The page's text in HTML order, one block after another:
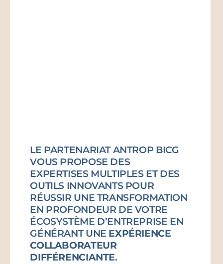
LE PARTENARIAT ANTROP BICG
VOUS PROPOSE DES
EXPERTISES MULTIPLES ET DES
OUTILS INNOVANTS POUR
RÉUSSIR UNE TRANSFORMATION
EN PROFONDEUR DE VOTRE
ÉCOSYSTÈME D’ENTREPRISE EN
GÉNÉRANT UNE EXPÉRIENCE
COLLABORATEUR
DIFFÉRENCIANTE.